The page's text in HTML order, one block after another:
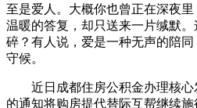
至是爱人。大概你也曾正在深夜
温暖的答复，却只送来一片缄默
碎？有人说，爱是一种无声的陪
守候。
近日成都住房公积金办理核心
的通知将购房提代替际互帮继续施